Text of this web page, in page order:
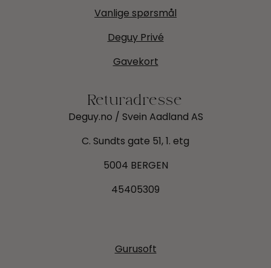
Vanlige spørsmål
Deguy Privé
Gavekort
Deguy.no / Svein Aadland AS
C. Sundts gate 51, 1. etg
5004 BERGEN
45405309
Gurusoft